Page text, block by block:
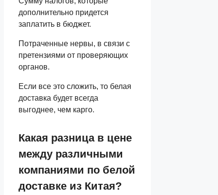
дополнительно придется
заплатить в бюджет.
Потраченные нервы, в связи с
претензиями от проверяющих
органов.
Если все это сложить, то белая
доставка будет всегда
выгоднее, чем карго.
Какая разница в цене
между различными
компаниями по белой
доставке из Китая?